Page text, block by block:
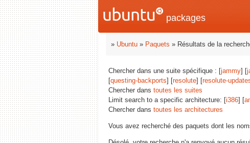
packages
» Ubuntu » Paquets » Résultats de la
Chercher dans une suite spécifique : [jammy] [
[questing-backports] [resolute] [resolute-
Chercher dans toutes les suites
Limit search to a specific architecture: [i386] [
Chercher dans toutes les architectures
Vous avez recherché des paquets dont les